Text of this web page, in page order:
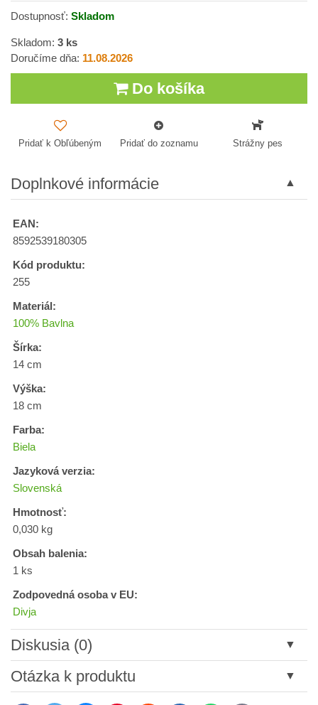
Dostupnosť: Skladom
Skladom: 3 ks
Doručíme dňa: 11.08.2026
Do košíka
Pridať k Obľúbeným Pridať do zoznamu Strážny pes
Doplnkové informácie
EAN:
8592539180305
Kód produktu:
255
Materiál:
100% Bavlna
Šírka:
14 cm
Výška:
18 cm
Farba:
Biela
Jazyková verzia:
Slovenská
Hmotnosť:
0,030 kg
Obsah balenia:
1 ks
Zodpovedná osoba v EU:
Divja
Diskusia (0)
Nový komentár
Otázka k produktu